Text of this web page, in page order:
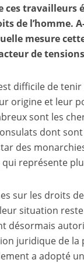
travailleurs
de l’homme.
mesure
de
difficile de
origine et leur
sont les
dont
des
représente
sur les droits
situation
désormais
juridique de la
a adopté